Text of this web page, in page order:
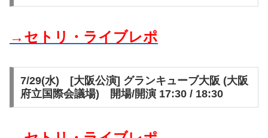
→セトリ・ライブレポ
7/29(水) [大阪公演] グランキューブ大阪 (大阪
府立国際会議場) 開場/開演 17:30 / 18:30